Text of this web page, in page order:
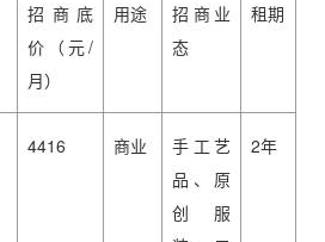
招商底
价（元/
月）
用途
招商业
态
租期
4416 商业
手工艺
品、原
创服
2年